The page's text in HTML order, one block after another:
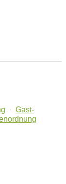
· Gast-